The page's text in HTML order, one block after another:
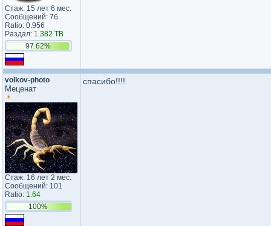
Стаж: 15 лет 6 мес.
Сообщений: 76
Ratio: 0.956
Раздал: 1.382 TB
97.62%
volkov-photo
Меценат
Стаж: 16 лет 2 мес.
Сообщений: 101
Ratio: 1.64
100%
спасибо!!!!